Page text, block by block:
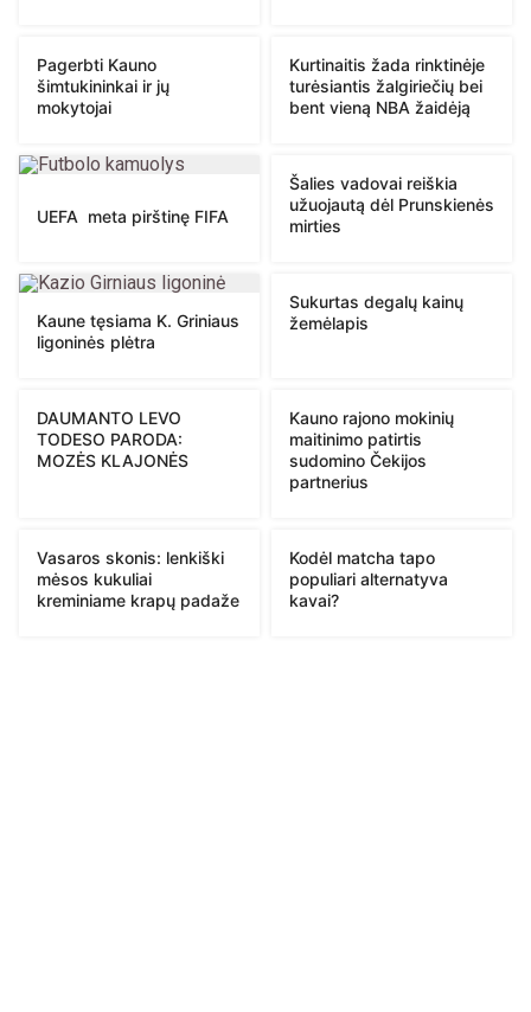
Pagerbti Kauno
šimtukininkai ir jų
mokytojai
Kurtinaitis žada rinktinėje
turėsiantis žalgiriečių bei
bent vieną NBA žaidėją
UEFA meta pirštinę FIFA
Šalies vadovai reiškia
užuojautą dėl Prunskienės
mirties
Kaune tęsiama K. Griniaus
ligoninės plėtra
Sukurtas degalų kainų
žemėlapis
DAUMANTO LEVO
TODESO PARODA:
MOZĖS KLAJONĖS
Kauno rajono mokinių
maitinimo patirtis
sudomino Čekijos
partnerius
Vasaros skonis: lenkiški
mėsos kukuliai
kreminiame krapų padaže
Kodėl matcha tapo
populiari alternatyva
kavai?